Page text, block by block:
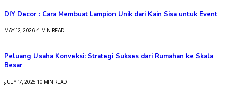
DIY Decor : Cara Membuat Lampion Unik dari Kain Sisa untuk Event
MAY 12, 2026 4 MIN READ
Peluang Usaha Konveksi: Strategi Sukses dari Rumahan ke Skala
Besar
JULY 17, 2025 10 MIN READ